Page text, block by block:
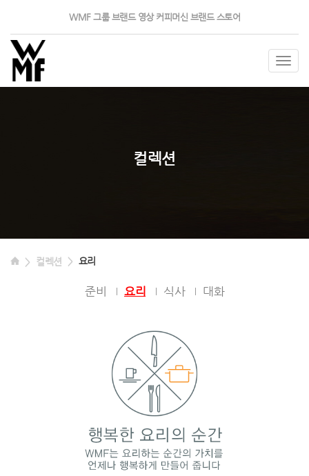
WMF 그룹 브랜드 영상 커피머신 브랜드 스토어
컬렉션
컬렉션 요리
준비 요리 식사 대화